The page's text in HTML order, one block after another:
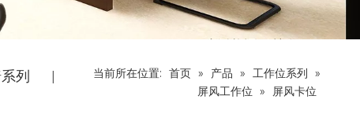
列 当前所在位置: 首页 » 产品 » 工作位系列 »
屏风工作位 » 屏风卡位